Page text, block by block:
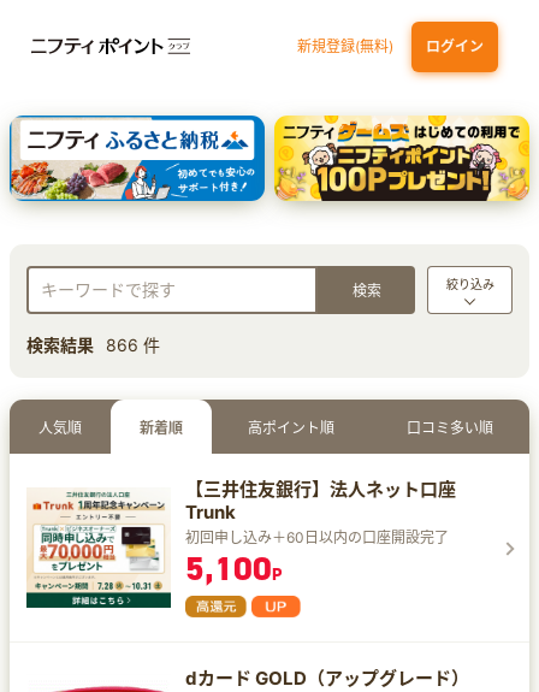
新規登録(無料) ログイン
dカード 九州カードNEXT JCB ORIGINAL SERIES：JCBカード S
三井住友カード ゴールド（NL）（家族カード発行）
【実質初月無料】DMM | Disney+(ディズニープラス) セットプラン
絞り込み
検索結果 866 件
人気順 新着順 高ポイント順 口コミ多い順
【三井住友銀行】法人ネット口座
Trunk
初回申し込み＋60日以内の口座開設完了
5,100P
dカード GOLD（アップグレード）